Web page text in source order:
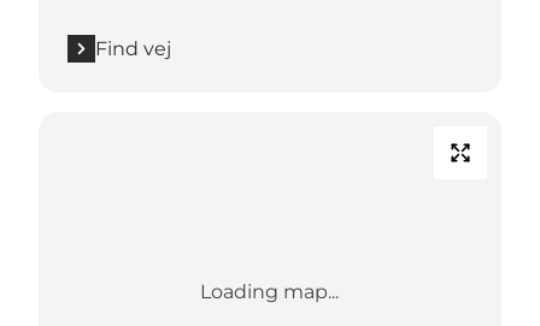
Find vej
Loading map...